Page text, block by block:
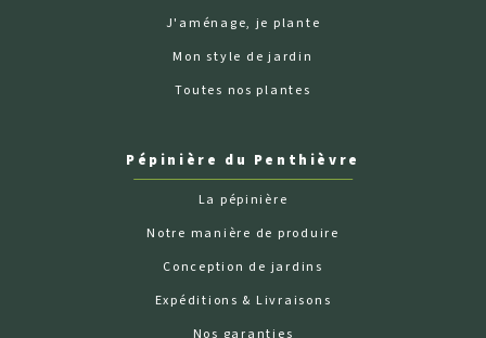
J'aménage, je plante
Mon style de jardin
Toutes nos plantes
Pépinière du Penthièvre
La pépinière
Notre manière de produire
Conception de jardins
Expéditions & Livraisons
Nos garanties